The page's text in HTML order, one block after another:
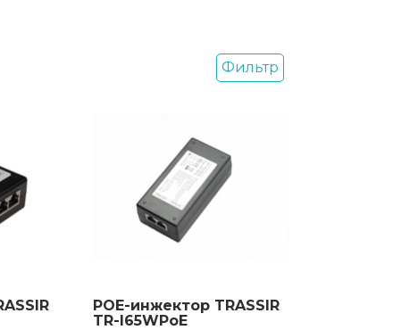
Фильтр
POE-инжектор TRASSIR
TR-I65WPoE